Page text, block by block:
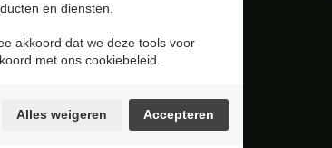
Dealer worden?
en diensten.
akkoord dat we deze tools voor
met ons cookiebeleid.
Alles weigeren Accepteren